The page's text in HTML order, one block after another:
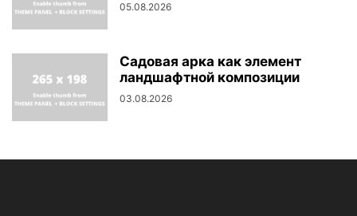
05.08.2026
Садовая арка как элемент
ландшафтной композиции
03.08.2026